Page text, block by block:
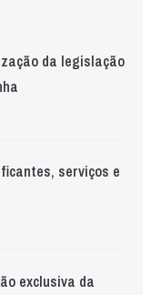
da legislação
serviços e
exclusiva da